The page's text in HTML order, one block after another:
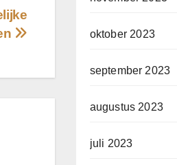
oktober 2023
september 2023
augustus 2023
juli 2023